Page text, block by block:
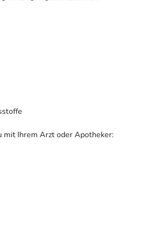
mit Ihrem Arzt oder Apotheker: